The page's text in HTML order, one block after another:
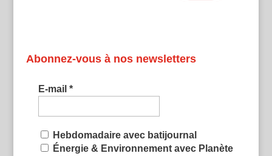
Abonnez-vous à nos newsletters
E-mail *
Hebdomadaire avec batijournal
Énergie & Environnement avec Planète